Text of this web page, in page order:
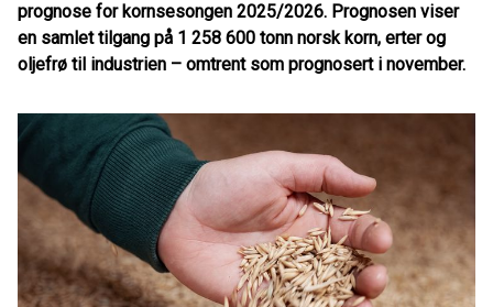
prognose for kornsesongen 2025/2026. Prognosen viser
en samlet tilgang på 1 258 600 tonn norsk korn, erter og
oljefrø til industrien – omtrent som prognosert i november.